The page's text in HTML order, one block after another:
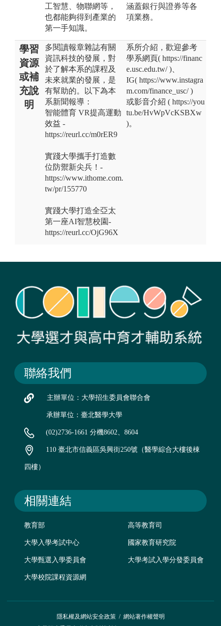
工智慧、物聯網等，
也都能夠得到產業的
第一手知識。
涵蓋銀行與證券等各
項業務。
學習
資源
或補
充說
明
多閱讀報章雜誌有關
資訊科技的發展，對
於了解本系的課程及
未來就業的發展，是
有幫助的。以下為本
系新聞報導：
智能體育 VR提高運動
效益 -
https://reurl.cc/m0rER9
實踐大學攜手打造數
位防禦新尖兵！-
https://www.ithome.com.
tw/pr/155770
實踐大學打造全亞太
第一座AI智慧校園-
https://reurl.cc/OjG96X
系所介紹，歡迎參考
學系網頁( https://financ
e.usc.edu.tw/ )、
IG( https://www.instagra
m.com/finance_usc/ )
或影音介紹 ( https://you
tu.be/HvWpVcKSBXw
)。
聯絡我們
主辦單位：大學招生委員會聯合會
承辦單位：臺北醫學大學
(02)2736-1661 分機8602、8604
110 臺北市信義區吳興街250號（醫學綜合大樓後棟
四樓）
相關連結
教育部 高等教育司
大學入學考試中心 國家教育研究院
大學甄選入學委員會 大學考試入學分發委員會
大學校院課程資源網
隱私權及網站安全政策/ 網站著作權聲明